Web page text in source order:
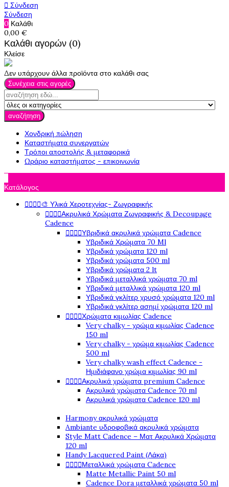
 Σύνδεση
Σύνδεση
0 Καλάθι
0,00 €
Καλάθι αγορών (0)
Κλείσε
Δεν υπάρχουν άλλα προϊόντα στο καλάθι σας
Συνέχεια στις αγορές
αναζήτηση
Χονδρική πώληση
Καταστήματα συνεργατών
Τρόποι αποστολής & μεταφορικά
Ωράριο καταστήματος - επικοινωνία
Κατάλογος
🎨 Υλικά Χεροτεχνίας- Ζωγραφικής
Ακρυλικά Χρώματα Ζωγραφικής & Decoupage
Cadence
Υβριδικά ακρυλικά χρώματα Cadence
Υβριδικά Χρώματα 70 Ml
Υβριδικά χρώματα 120 ml
Υβριδικά χρώματα 500 ml
Υβριδικά χρώματα 2 lt
Υβριδικά μεταλλικά χρώματα 70 ml
Υβριδικά μεταλλικά χρώματα 120 ml
Υβριδικά γκλίτερ χρυσό χρώματα 120 ml
Υβριδικά γκλίτερ ασημί χρώματα 120 ml
Χρώματα κιμωλίας Cadence
Very chalky - χρώμα κιμωλίας Cadence
150 ml
Very chalky - χρώμα κιμωλίας Cadence
500 ml
Very chalky wash effect Cadence -
Ημιδιάφανο χρώμα κιμωλίας 90 ml
Ακρυλικά χρώματα premium Cadence
Ακρυλικά χρώματα Cadence 70 ml
Ακρυλικά χρώματα Cadence 120 ml
Harmony ακρυλικά χρώματα
Ambiante υδροφοβικά ακρυλικά χρώματα
Style Matt Cadence – Ματ Ακρυλικά Χρώματα
120 ml
Handy Lacquered Paint (Λάκα)
Μεταλλικά χρώματα Cadence
Matte Metallic Paint 50 ml
Cadence Dora μεταλλικά χρώματα 50 ml